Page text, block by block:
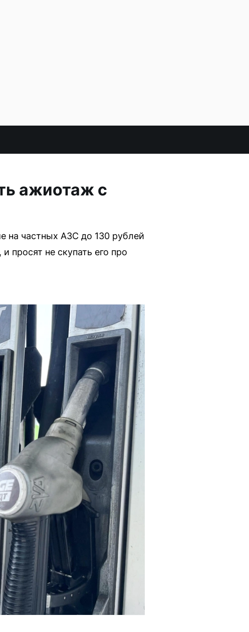
ажиотаж с
на частных АЗС до 130 рублей
просят не скупать его про